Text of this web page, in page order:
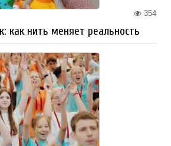
354
как нить меняет реальность